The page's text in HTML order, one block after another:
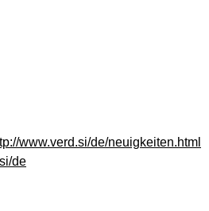
www.verd.si/de/neuigkeiten.html
de